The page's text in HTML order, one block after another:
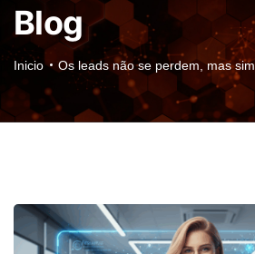
Blog
Inicio Os leads não se perdem, mas sim evaporam